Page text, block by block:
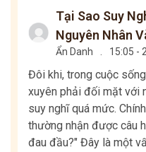
Tại Sao Suy
Nguyên Nhân
Ẩn Danh 15:05 -
Đôi khi, trong cuộc
xuyên phải đối mặt với
suy nghĩ quá mức.
thường nhận được câu
đau đầu?" Đây là một